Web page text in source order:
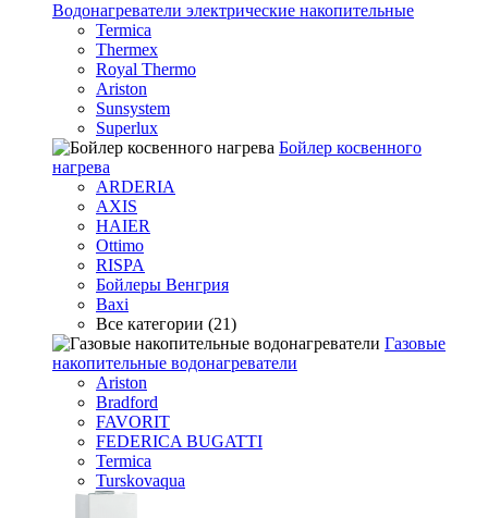
Водонагреватели электрические накопительные
Termica
Thermex
Royal Thermo
Ariston
Sunsystem
Superlux
Бойлер косвенного
нагрева
ARDERIA
AXIS
HAIER
Ottimo
RISPA
Бойлеры Венгрия
Baxi
Все категории (21)
Газовые
накопительные водонагреватели
Ariston
Bradford
FAVORIT
FEDERICA BUGATTI
Termica
Turskovaqua